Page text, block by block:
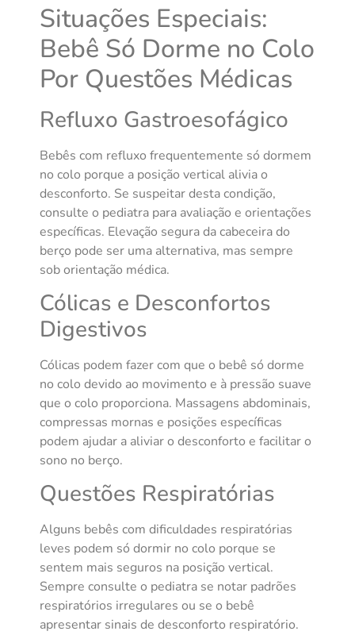
Situações Especiais:
Bebê Só Dorme no Colo
Por Questões Médicas
Refluxo Gastroesofágico
Bebês com refluxo frequentemente só dormem
no colo porque a posição vertical alivia o
desconforto. Se suspeitar desta condição,
consulte o pediatra para avaliação e orientações
específicas. Elevação segura da cabeceira do
berço pode ser uma alternativa, mas sempre
sob orientação médica.
Cólicas e Desconfortos
Digestivos
Cólicas podem fazer com que o bebê só dorme
no colo devido ao movimento e à pressão suave
que o colo proporciona. Massagens abdominais,
compressas mornas e posições específicas
podem ajudar a aliviar o desconforto e facilitar o
sono no berço.
Questões Respiratórias
Alguns bebês com dificuldades respiratórias
leves podem só dormir no colo porque se
sentem mais seguros na posição vertical.
Sempre consulte o pediatra se notar padrões
respiratórios irregulares ou se o bebê
apresentar sinais de desconforto respiratório.